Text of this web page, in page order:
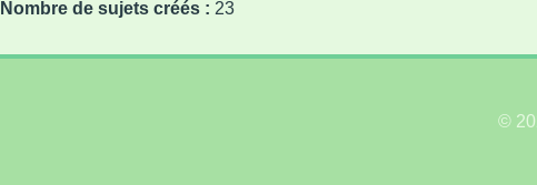
Nombre de sujets créés : 23
©